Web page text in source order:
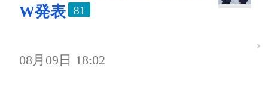
W発表
81
08月09日 18:02